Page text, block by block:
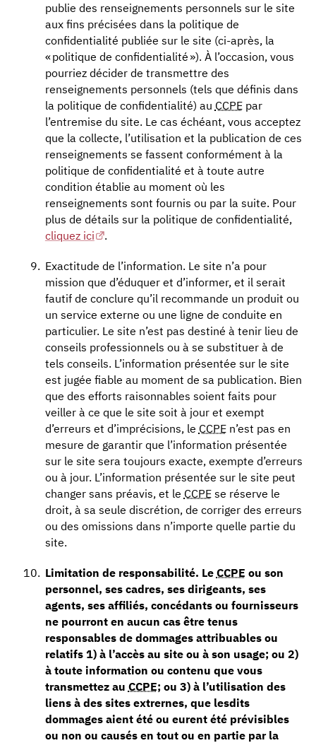
publie des renseignements personnels sur le site
aux fins précisées dans la politique de
confidentialité publiée sur le site (ci-après, la
« politique de confidentialité »). À l’occasion, vous
pourriez décider de transmettre des
renseignements personnels (tels que définis dans
la politique de confidentialité) au CCPEpar
l’entremise du site. Le cas échéant, vous acceptez
que la collecte, l’utilisation et la publication de ces
renseignements se fassent conformément à la
politique de confidentialité et à toute autre
condition établie au moment où les
renseignements sont fournis ou par la suite. Pour
plus de détails sur la politique de confidentialité,
cliquez ici
.
Exactitude de l’information. Le site n’a pour
mission que d’éduquer et d’informer, et il serait
fautif de conclure qu’il recommande un produit ou
un service externe ou une ligne de conduite en
particulier. Le site n’est pas destiné à tenir lieu de
conseils professionnels ou à se substituer à de
tels conseils. L’information présentée sur le site
est jugée fiable au moment de sa publication. Bien
que des efforts raisonnables soient faits pour
veiller à ce que le site soit à jour et exempt
d’erreurs et d’imprécisions, le CCPEn’est pas en
mesure de garantir que l’information présentée
sur le site sera toujours exacte, exempte d’erreurs
ou à jour. L’information présentée sur le site peut
changer sans préavis, et le CCPEse réserve le
droit, à sa seule discrétion, de corriger des erreurs
ou des omissions dans n’importe quelle partie du
site.
Limitation de responsabilité. Le CCPE ou son
personnel, ses cadres, ses dirigeants, ses
agents, ses affiliés, concédants ou fournisseurs
ne pourront en aucun cas être tenus
responsables de dommages attribuables ou
relatifs 1) à l’accès au site ou à son usage; ou 2)
à toute information ou contenu que vous
transmettez au CCPE; ou 3) à l’utilisation des
liens à des sites extrernes, que lesdits
dommages aient été ou eurent été prévisibles
ou non ou causés en tout ou en partie par la